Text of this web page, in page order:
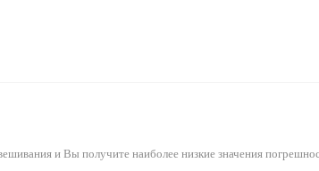
и Вы получите наиболее низкие значения